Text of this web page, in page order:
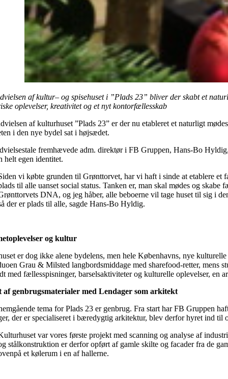
af kultur– og spisehuset i ”Plads 23” bliver der skabt et
oplevelser, kreativitet og et nyt kontorfællesskab
af kulturhuset ”Plads 23” er der nu etableret et naturligt
i den nye bydel sat i højsædet.
fremhævede adm. direktør i FB Gruppen, Hans-Bo
helt egen identitet.
vi købte grunden til Grønttorvet, har vi haft i sinde at etablere
til alle uanset social status. Tanken er, man skal mødes og
DNA, og jeg håber, alle beboerne vil tage huset til sig i
der er plads til alle, sagde Hans-Bo Hyldig.
og kultur
er dog ikke alene bydelens, men hele Københavns, nye
Grau & Milsted langbordsmiddage med sharefood-retter,
med fællesspisninger, barselsaktiviteter og kulturelle oplevelser, en
af genbrugsmaterialer med Lendager som arkitekt
tema for Plads 23 er genbrug. Fra start har FB Gruppen
der er specialiseret i bæredygtig arkitektur, blev derfor hyret ind til
var vores første projekt med scanning og analyse af
stålkonstruktion er derfor opført af gamle skilte og facader fra de
et kølerum i en af hallerne.